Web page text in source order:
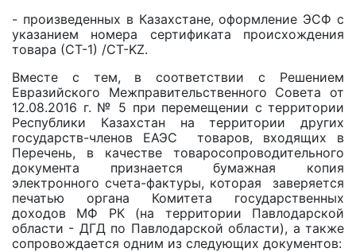
- произведенных в Казахстане, оформление ЭСФ с
указанием номера сертификата происхождения
товара (СТ-1) /СТ-KZ.
Вместе с тем, в соответствии с Решением
Евразийского Межправительственного Совета от
12.08.2016 г. № 5 при перемещении с территории
Республики Казахстан на территории других
государств-членов ЕАЭС товаров, входящих в
Перечень, в качестве товаросопроводительного
документа признается бумажная копия
электронного счета-фактуры, которая заверяется
печатью органа Комитета государственных
доходов МФ РК (на территории Павлодарской
области - ДГД по Павлодарской области), а также
сопровождается одним из следующих документов: